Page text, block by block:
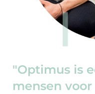
"Optimus is
mensen